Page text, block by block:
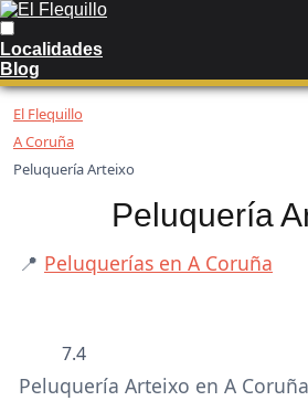
Localidades
Blog
El Flequillo
A Coruña
Peluquería Arteixo
Peluquería
📍 Peluquerías en A Coruña
7.4
Peluquería Arteixo en A